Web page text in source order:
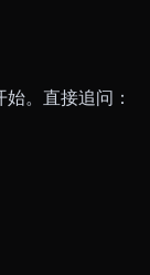
。直接追问：